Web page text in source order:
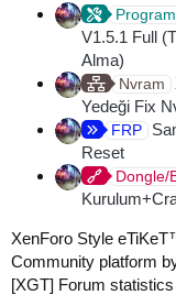
V1.5.1 Full
Alma)
Nvram
Yedeği Fix
FRP
Reset
Dongle/
XenForo Style
Community platform
[XGT] Forum